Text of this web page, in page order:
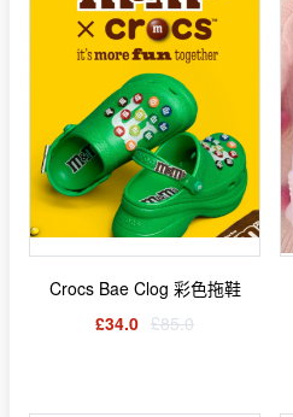
Crocs Bae Clog 彩色拖鞋
£34.0 £85.0